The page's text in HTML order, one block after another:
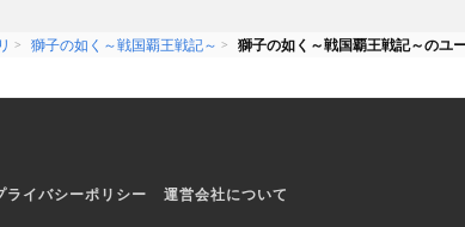
獅子の如く～戦国覇王戦記～
獅子の如く～戦国覇王戦記～のユ
ライバシーポリシー 運営会社について